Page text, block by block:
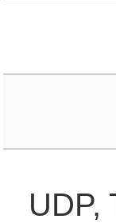
UDP,